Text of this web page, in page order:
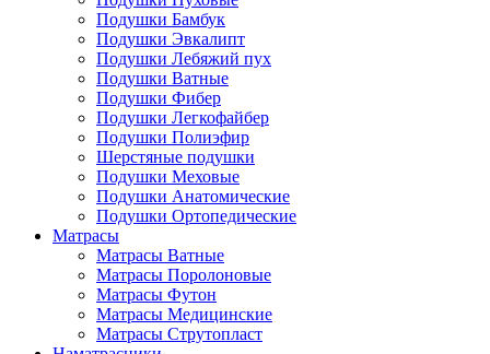
Подушки Бамбук
Подушки Эвкалипт
Подушки Лебяжий пух
Подушки Ватные
Подушки Фибер
Подушки Легкофайбер
Подушки Полиэфир
Шерстяные подушки
Подушки Меховые
Подушки Анатомические
Подушки Ортопедические
Матрасы
Матрасы Ватные
Матрасы Поролоновые
Матрасы Футон
Матрасы Медицинские
Матрасы Струтопласт